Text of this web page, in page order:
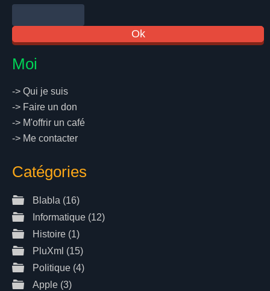
Moi
-> Qui je suis
-> Faire un don
-> M'offrir un café
-> Me contacter
Catégories
Blabla (16)
Informatique (12)
Histoire (1)
PluXml (15)
Politique (4)
Apple (3)